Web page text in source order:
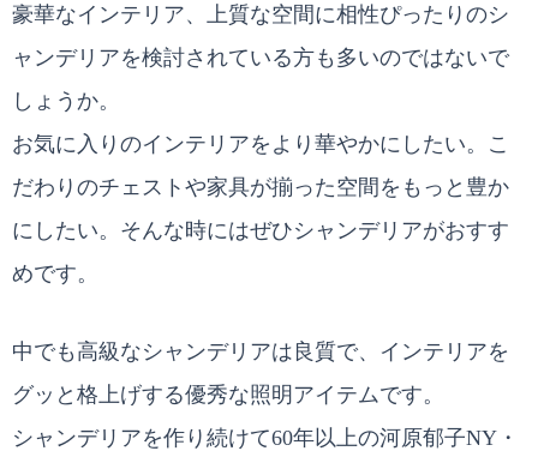
豪華なインテリア、上質な空間に相性ぴったりのシ
ャンデリアを検討されている方も多いのではないで
しょうか。
お気に入りのインテリアをより華やかにしたい。こ
だわりのチェストや家具が揃った空間をもっと豊か
にしたい。そんな時にはぜひシャンデリアがおすす
めです。
中でも高級なシャンデリアは良質で、インテリアを
グッと格上げする優秀な照明アイテムです。
シャンデリアを作り続けて60年以上の河原郁子NY・